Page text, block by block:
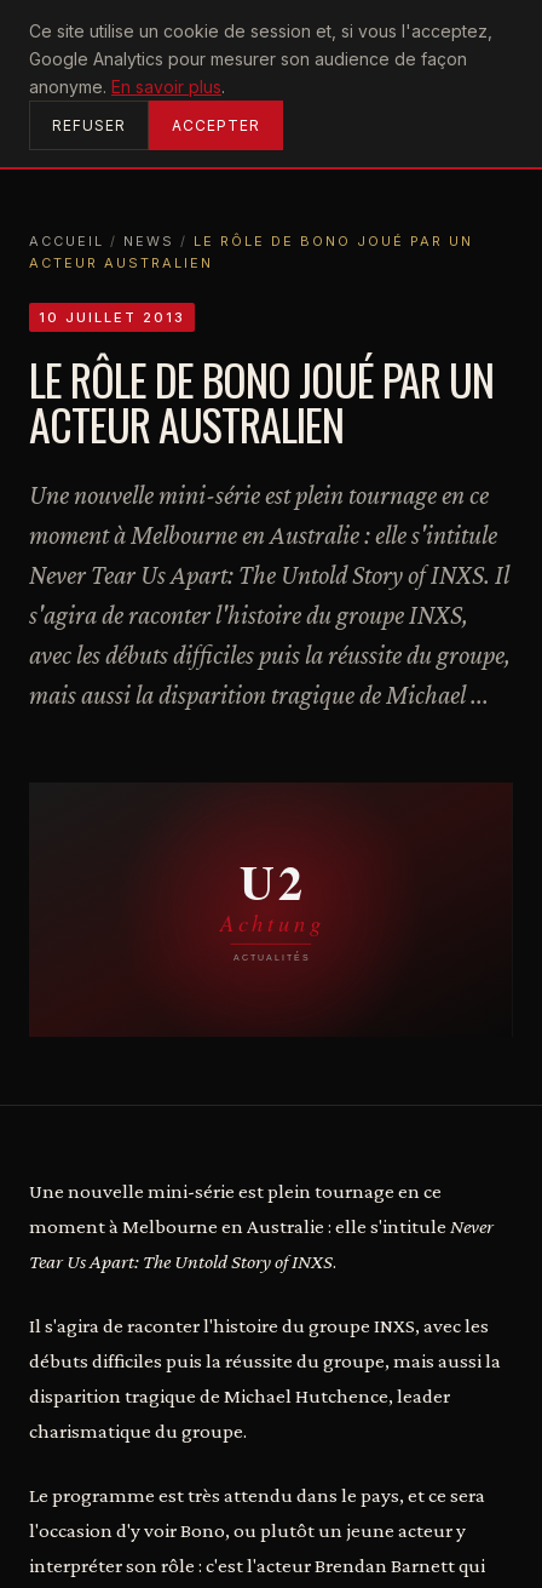
Ce site utilise un cookie de session et, si vous l'acceptez,
Google Analytics pour mesurer son audience de façon
anonyme. En savoir plus.
REFUSER ACCEPTER
U2achtung
ACCUEIL
ACCUEIL / NEWS / LE RÔLE DE BONO JOUÉ PAR UN
ACTEUR AUSTRALIEN
10 JUILLET 2013
LE RÔLE DE BONO JOUÉ PAR UN
ACTEUR AUSTRALIEN
Une nouvelle mini-série est plein tournage en ce
moment à Melbourne en Australie : elle s'intitule
Never Tear Us Apart: The Untold Story of INXS. Il
s'agira de raconter l'histoire du groupe INXS,
avec les débuts difficiles puis la réussite du groupe,
mais aussi la disparition tragique de Michael ...
Une nouvelle mini-série est plein tournage en ce
moment à Melbourne en Australie : elle s'intitule Never
Tear Us Apart: The Untold Story of INXS.
Il s'agira de raconter l'histoire du groupe INXS, avec les
débuts difficiles puis la réussite du groupe, mais aussi la
disparition tragique de Michael Hutchence, leader
charismatique du groupe.
Le programme est très attendu dans le pays, et ce sera
l'occasion d'y voir Bono, ou plutôt un jeune acteur y
interpréter son rôle : c'est l'acteur Brendan Barnett qui